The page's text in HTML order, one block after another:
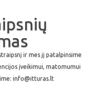
ir mes jį patalpinsime
įveikimui, matomumui
info@itturas.lt